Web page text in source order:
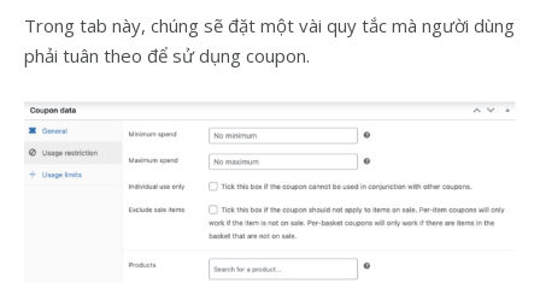
Trong tab này, chúng sẽ đặt một vài quy tắc mà người dùng
phải tuân theo để sử dụng coupon.